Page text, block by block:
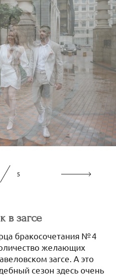
5
в загсе
бракосочетания № 4
желающих
загсе. А это
сезон здесь очень